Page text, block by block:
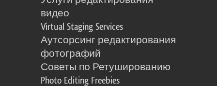
видео
Virtual Staging Services
Аутсорсинг редактирования
фотографий
Советы по Ретушированию
Photo Editing Freebies